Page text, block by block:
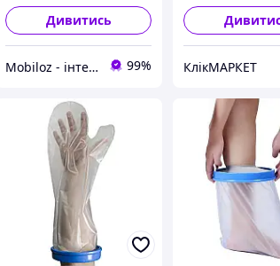
Дивитись
Mobiloz - інтернет-магазин Мобілоз 99% КлікМАРКЕТ